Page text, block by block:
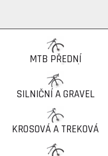
MTB PŘEDNÍ
SILNIČNÍ A GRAVEL
KOLA
KROSOVÁ A TREKOVÁ